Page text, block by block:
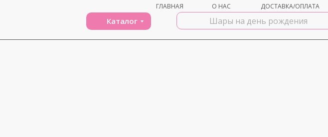
О НАС
ГЛАВНАЯ ДОСТАВКА/ОПЛАТА
Каталог